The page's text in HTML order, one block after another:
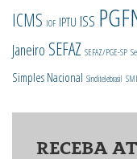
ICMS IOF IPTU ISS
Janeiro SEFAZ SEFAZ/PGE-SP
Simples Nacional Sinditelebrasil
RECEBA